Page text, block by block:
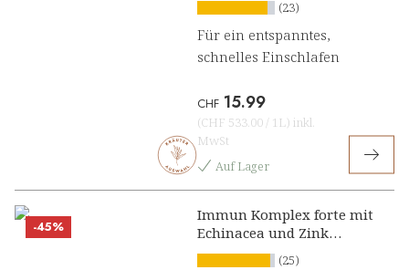
(23)
Für ein entspanntes,
schnelles Einschlafen
CHF 15.99
(CHF 533.00 / 1L) inkl.
MwSt
Auf Lager
-45%
Immun Komplex forte mit
Echinacea und Zink
Konzentrat (25)